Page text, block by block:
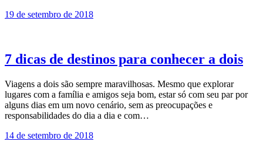
19 de setembro de 2018
7 dicas de destinos para conhecer a dois
Viagens a dois são sempre maravilhosas. Mesmo que explorar
lugares com a família e amigos seja bom, estar só com seu par por
alguns dias em um novo cenário, sem as preocupações e
responsabilidades do dia a dia e com…
14 de setembro de 2018